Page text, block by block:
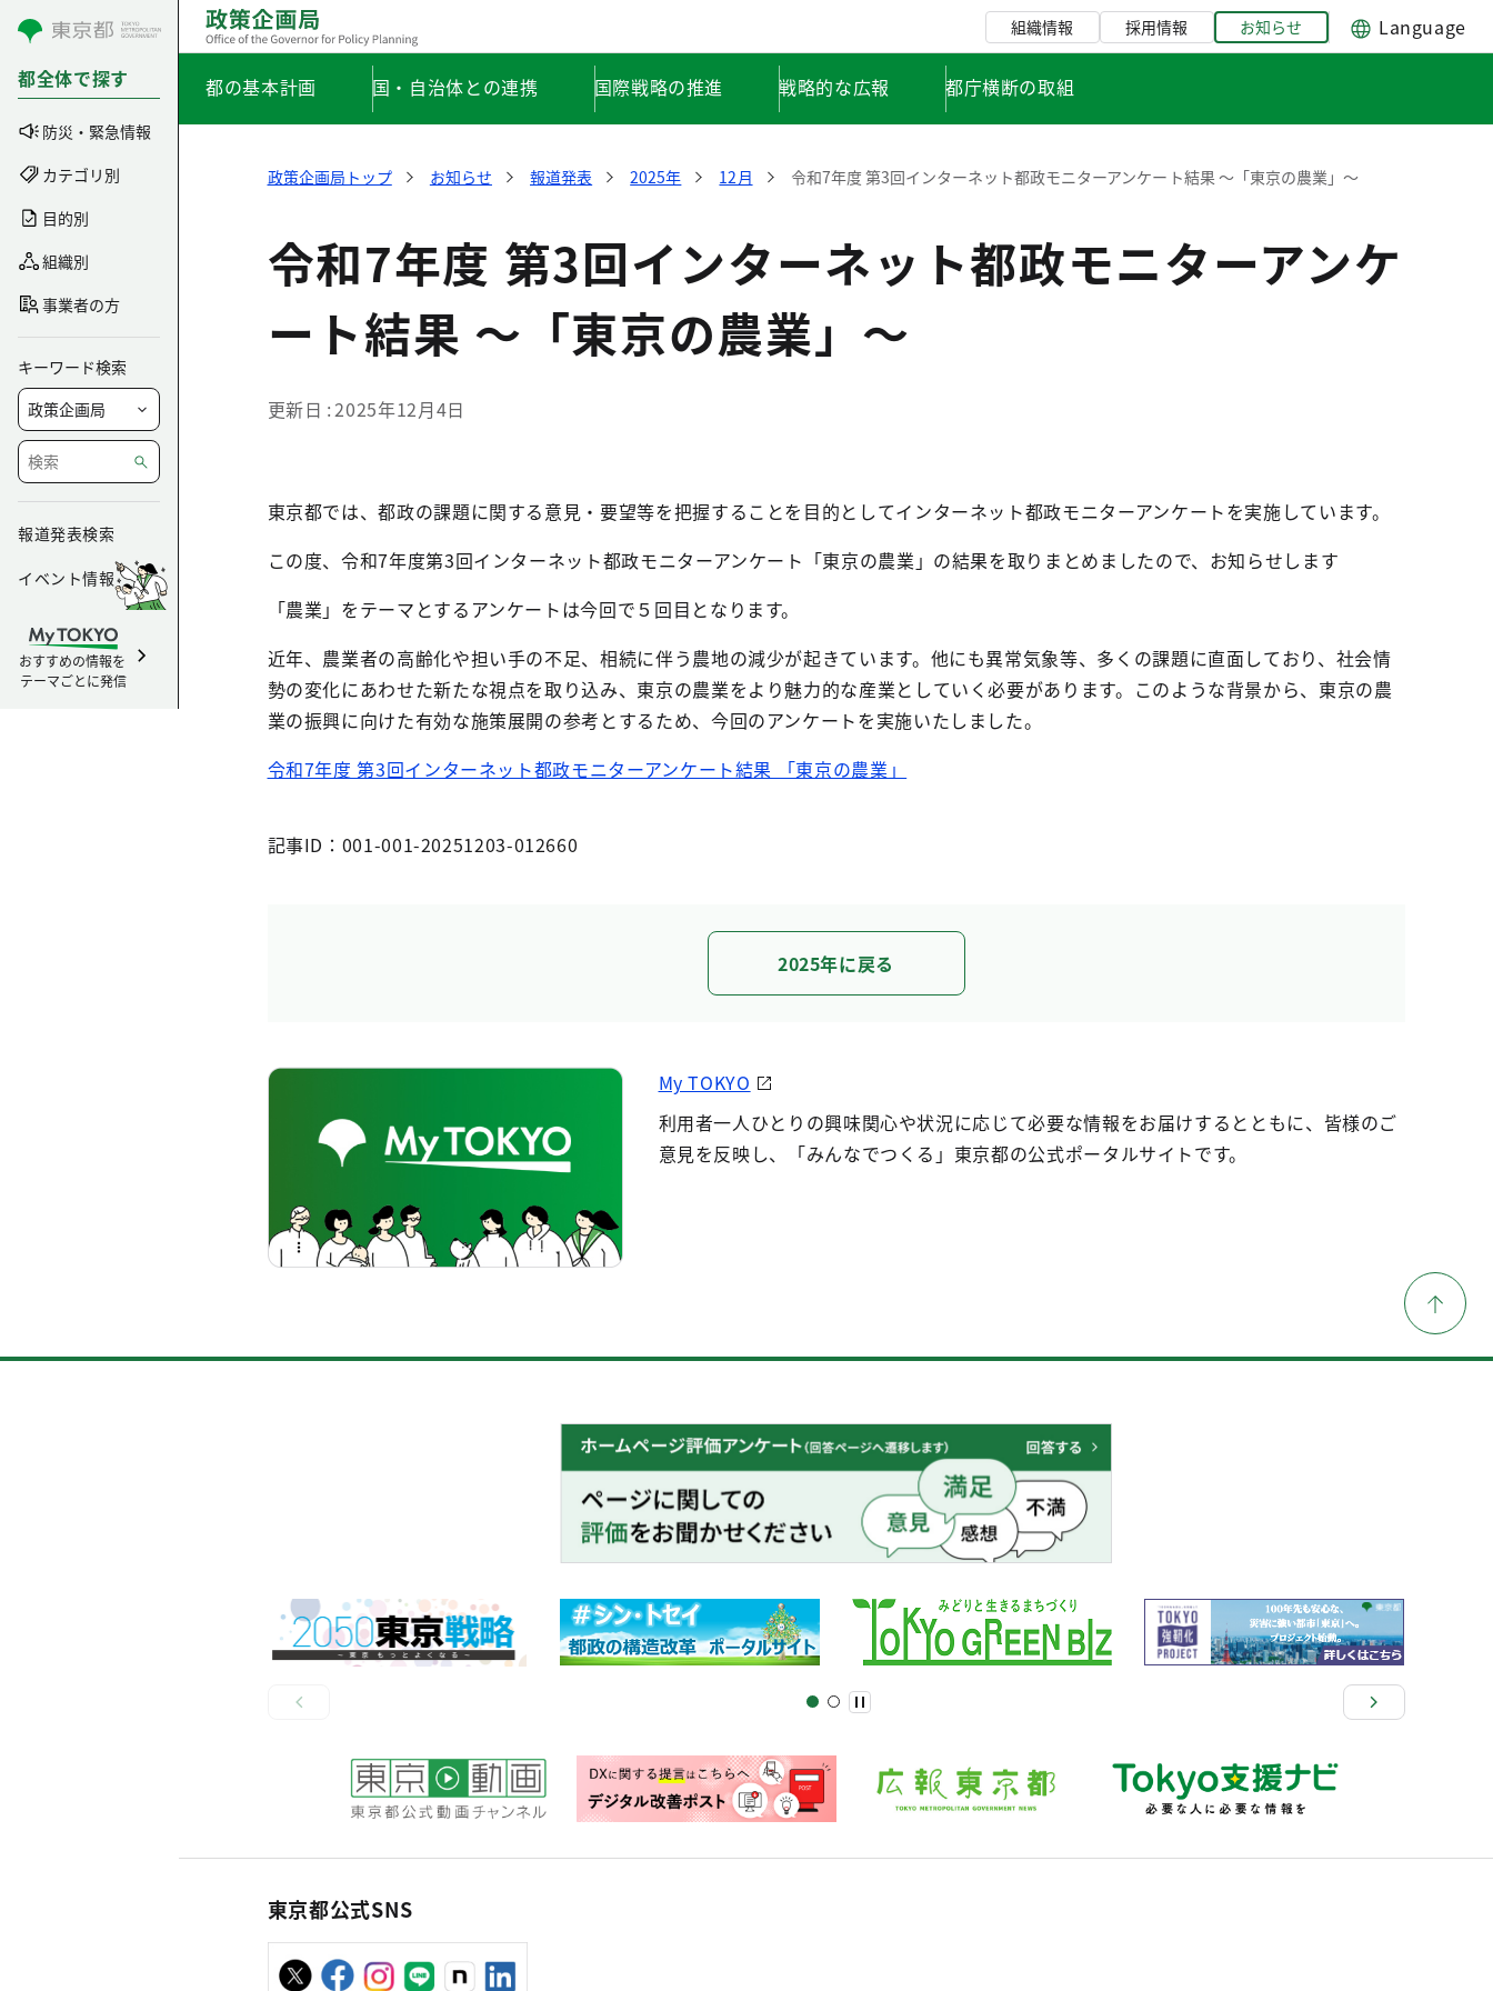
コンテンツにスキップ
都全体で探す
防災・緊急情報
カテゴリ別
目的別
組織別
事業者の方
キーワード検索
報道発表検索
イベント情報
おすすめの情報を
テーマごとに発信
組織情報 採用情報 お知らせ Language
都の基本計画 国・自治体との連携 国際戦略の推進 戦略的な広報 都庁横断の取組
政策企画局トップ お知らせ 報道発表 2025年 12月 令和7年度 第3回インターネット都政モニターアンケート結果 ～「東京の農業」～
令和7年度 第3回インターネット都政モニターアンケ
ート結果 ～「東京の農業」～
更新日 2025年12月4日
東京都では、都政の課題に関する意見・要望等を把握することを目的としてインターネット都政モニターアンケートを実施しています。
この度、令和7年度第3回インターネット都政モニターアンケート「東京の農業」の結果を取りまとめましたので、お知らせします
「農業」をテーマとするアンケートは今回で５回目となります。
近年、農業者の高齢化や担い手の不足、相続に伴う農地の減少が起きています。他にも異常気象等、多くの課題に直面しており、社会情
勢の変化にあわせた新たな視点を取り込み、東京の農業をより魅力的な産業としていく必要があります。このような背景から、東京の農
業の振興に向けた有効な施策展開の参考とするため、今回のアンケートを実施いたしました。
令和7年度 第3回インターネット都政モニターアンケート結果 「東京の農業」
記事ID：001-001-20251203-012660
2025年に戻る
My TOKYO
利用者一人ひとりの興味関心や状況に応じて必要な情報をお届けするとともに、皆様のご
意見を反映し、「みんなでつくる」東京都の公式ポータルサイトです。
東京都公式SNS